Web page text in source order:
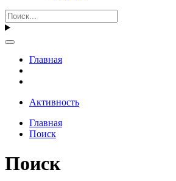
Главная
Активность
Главная
Поиск
Поиск